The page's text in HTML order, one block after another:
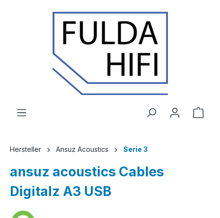
Zum Hauptinhalt springen
Hersteller Ansuz Acoustics Serie 3
ansuz acoustics Cables
Digitalz A3 USB